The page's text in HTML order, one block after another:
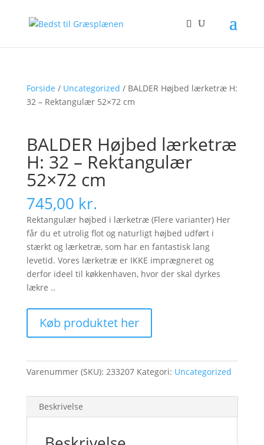
Forside / Uncategorized / BALDER Højbed lærketræ H:
32 – Rektangulær 52×72 cm
BALDER Højbed lærketræ
H: 32 – Rektangulær
52×72 cm
745,00 kr.
Rektangulær højbed i lærketræ (Flere varianter) Her
får du et utrolig flot og naturligt højbed udført i
stærkt og lærketræ, som har en fantastisk lang
levetid. Vores lærketræ er IKKE imprægneret og
derfor ideel til køkkenhaven, hvor der skal dyrkes
lækre ..
Køb produktet her
Varenummer (SKU): 233207 Kategori: Uncategorized
Beskrivelse